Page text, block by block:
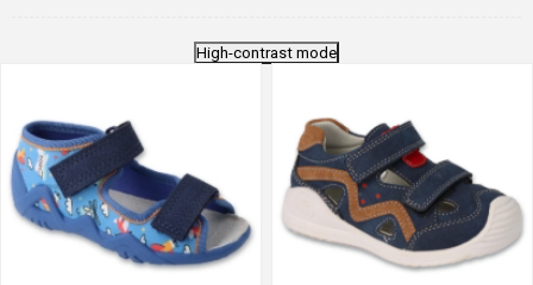
High-contrast mode